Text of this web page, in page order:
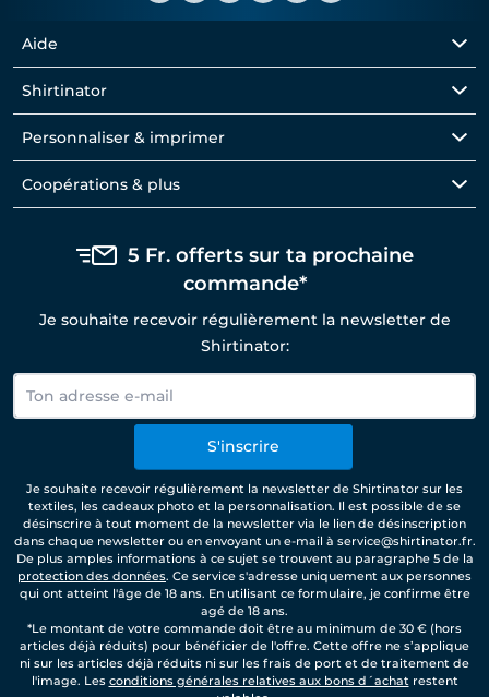
Aide
Shirtinator
Personnaliser & imprimer
Coopérations & plus
5 Fr. offerts sur ta prochaine
commande*
Je souhaite recevoir régulièrement la newsletter de
Shirtinator:
S'inscrire
Je souhaite recevoir régulièrement la newsletter de Shirtinator sur les
textiles, les cadeaux photo et la personnalisation. Il est possible de se
désinscrire à tout moment de la newsletter via le lien de désinscription
dans chaque newsletter ou en envoyant un e-mail à service@shirtinator.fr.
De plus amples informations à ce sujet se trouvent au paragraphe 5 de la
protection des données. Ce service s'adresse uniquement aux personnes
qui ont atteint l'âge de 18 ans. En utilisant ce formulaire, je confirme être
agé de 18 ans.
*Le montant de votre commande doit être au minimum de 30 € (hors
articles déjà réduits) pour bénéficier de l'offre. Cette offre ne s’applique
ni sur les articles déjà réduits ni sur les frais de port et de traitement de
l'image. Les conditions générales relatives aux bons d´achatrestent